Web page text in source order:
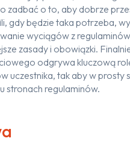
o to, aby dobrze
gdy będzie taka potrzeba,
wyciągów z
zasady i obowiązki.
odgrywa kluczową
uczestnika, tak aby w prosty
stronach regulaminów.